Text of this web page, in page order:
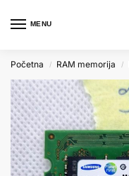
MENU
Početna / RAM memorija /